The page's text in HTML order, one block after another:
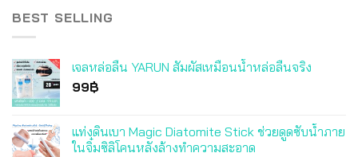
BEST SELLING
เจลหล่อลื่น YARUN สัมผัสเหมือนน้ำหล่อลื่นจริง
99฿
แท่งดินเบา Magic Diatomite Stick ช่วยดูดซับน้ำภาย
ในจิ๋มซิลิโคนหลังล้างทำความสะอาด